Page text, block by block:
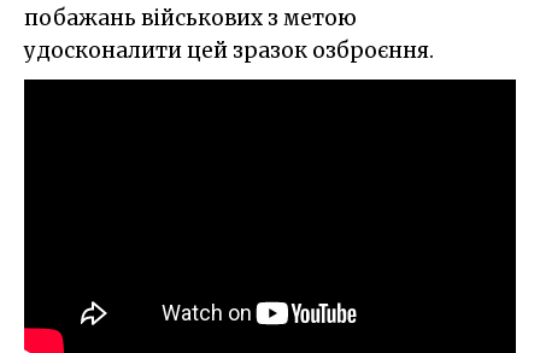
побажань військових з метою
удосконалити цей зразок озброєння.